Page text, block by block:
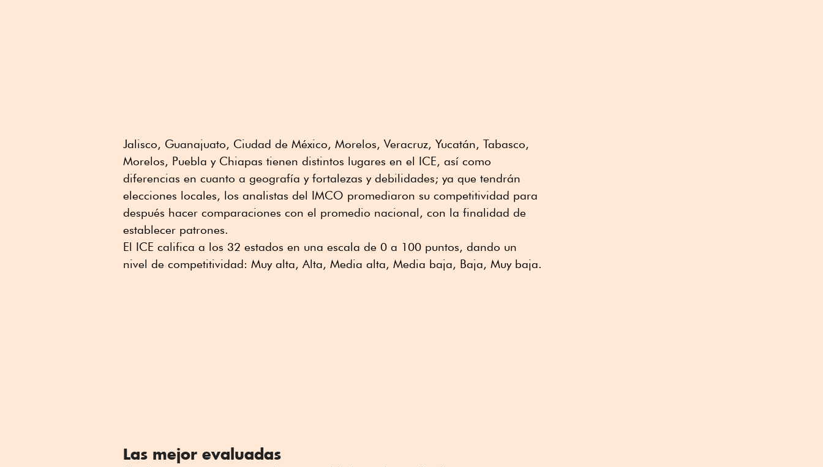
Jalisco, Guanajuato, Ciudad de México, Morelos, Veracruz, Yucatán, Tabasco,
Morelos, Puebla y Chiapas tienen distintos lugares en el ICE, así como
diferencias en cuanto a geografía y fortalezas y debilidades; ya que tendrán
elecciones locales, los analistas del IMCO promediaron su competitividad para
después hacer comparaciones con el promedio nacional, con la finalidad de
establecer patrones.
El ICE califica a los 32 estados en una escala de 0 a 100 puntos, dando un
nivel de competitividad: Muy alta, Alta, Media alta, Media baja, Baja, Muy baja.
Las mejor evaluadas